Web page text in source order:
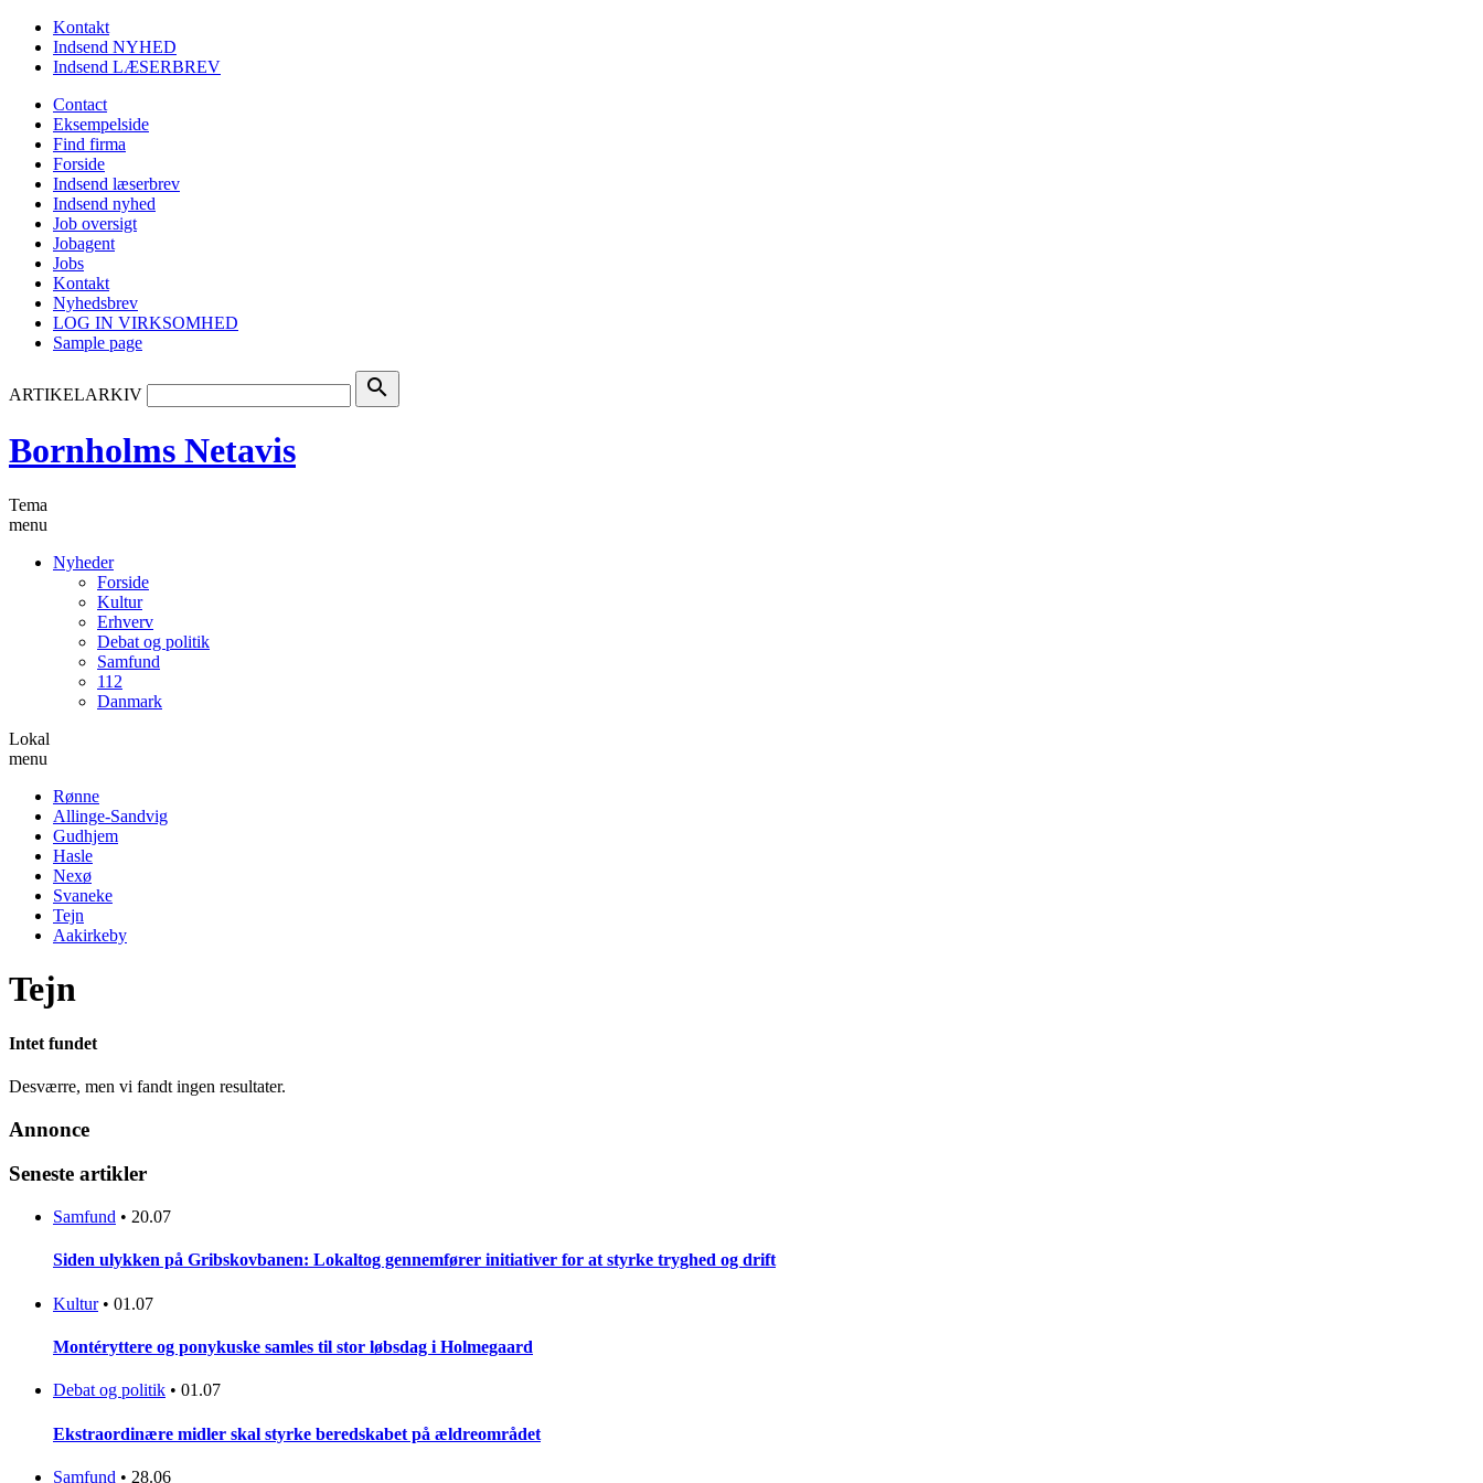
Kontakt
Indsend NYHED
Indsend LÆSERBREV
Contact
Eksempelside
Find firma
Forside
Indsend læserbrev
Indsend nyhed
Job oversigt
Jobagent
Jobs
Kontakt
Nyhedsbrev
LOG IN VIRKSOMHED
Sample page
ARTIKELARKIV search
Bornholms Netavis
Tema
menu
Nyheder
Forside
Kultur
Erhverv
Debat og politik
Samfund
112
Danmark
Lokal
menu
Rønne
Allinge-Sandvig
Gudhjem
Hasle
Nexø
Svaneke
Tejn
Aakirkeby
Tejn
Intet fundet
Desværre, men vi fandt ingen resultater.
Annonce
Seneste artikler
Samfund • 20.07
Siden ulykken på Gribskovbanen: Lokaltog gennemfører initiativer for at styrke tryghed og drift
Kultur • 01.07
Montéryttere og ponykuske samles til stor løbsdag i Holmegaard
Debat og politik • 01.07
Ekstraordinære midler skal styrke beredskabet på ældreområdet
Samfund • 28.06